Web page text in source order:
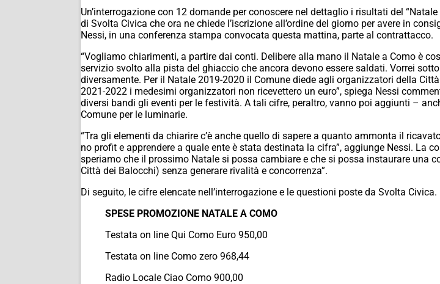
Un’interrogazione con 12 domande per conoscere nel dettaglio i risultati del
di Svolta Civica che ora ne chiede l’iscrizione all’ordine del giorno per avere in
Nessi, in una conferenza stampa convocata questa mattina, parte al contrattacco.
“Vogliamo chiarimenti, a partire dai conti. Delibere alla mano il Natale a Como è
servizio svolto alla pista del ghiaccio che ancora devono essere saldati. Vorrei
diversamente. Per il Natale 2019-2020 il Comune diede agli organizzatori della
2021-2022 i medesimi organizzatori non ricevettero un euro”, spiega Nessi
diversi bandi gli eventi per le festività. A tali cifre, peraltro, vanno poi aggiunti –
Comune per le luminarie.
“Tra gli elementi da chiarire c’è anche quello di sapere a quanto ammonta il
no profit e apprendere a quale ente è stata destinata la cifra”, aggiunge Nessi. La
speriamo che il prossimo Natale si possa cambiare e che si possa instaurare una
Città dei Balocchi) senza generare rivalità e concorrenza”.
Di seguito, le cifre elencate nell’interrogazione e le questioni poste da Svolta Civica.
SPESE PROMOZIONE NATALE A COMO
Testata on line Qui Como Euro 950,00
Testata on line Como zero 968,44
Radio Locale Ciao Como 900,00